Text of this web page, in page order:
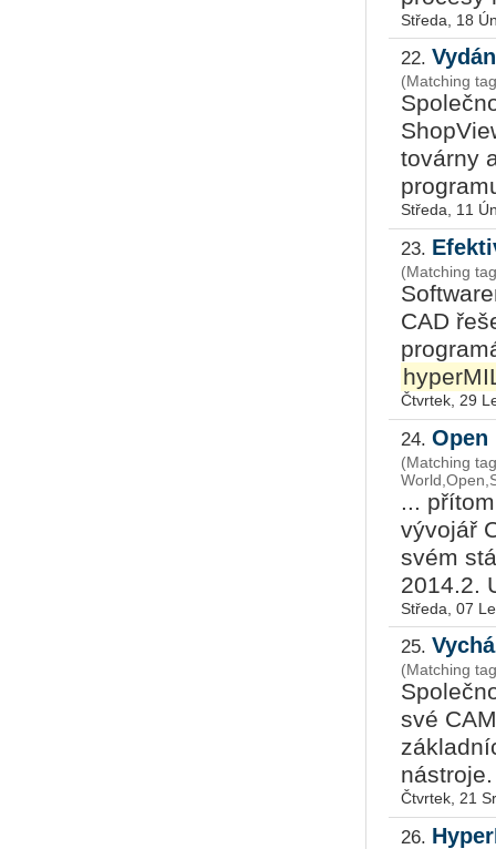
Středa, 18
22.
(Matching
továrny
Středa, 11
23.
(Matching
CAD
Čtvrtek, 29
24. Open
(Matching
...
vývojář
svém
2014.2.
Středa, 07
25.
(Matching
své
Čtvrtek, 21
26.